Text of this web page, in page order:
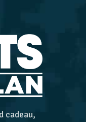
cadeau,